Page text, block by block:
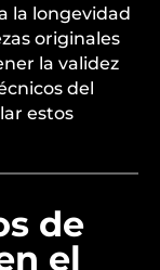
la longevidad
originales
la validez
del
estos
de
el